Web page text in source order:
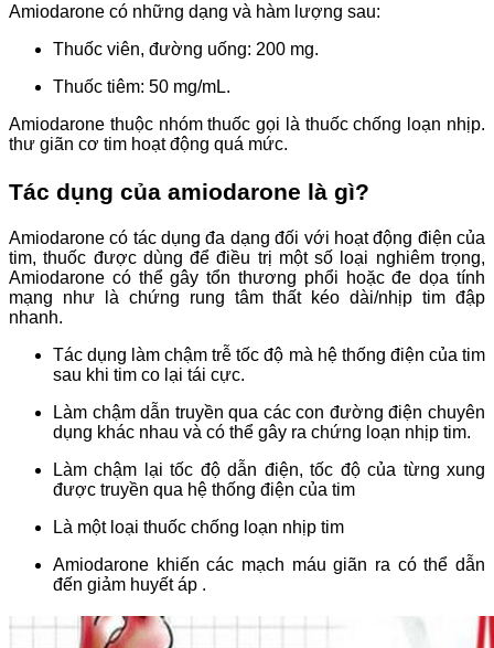
Amiodarone có những dạng và hàm lượng sau:
Thuốc viên, đường uống: 200 mg.
Thuốc tiêm: 50 mg/mL.
Amiodarone thuộc nhóm thuốc gọi là thuốc chống loạn nhịp.
thư giãn cơ tim hoạt động quá mức.
Tác dụng của amiodarone là gì?
Amiodarone có tác dụng đa dạng đối với hoạt động điện của
tim, thuốc được dùng để điều trị một số loại nghiêm trọng,
Amiodarone có thể gây tổn thương phổi hoặc đe dọa tính
mạng như là chứng rung tâm thất kéo dài/nhịp tim đập
nhanh.
Tác dụng làm chậm trễ tốc độ mà hệ thống điện của tim
sau khi tim co lại tái cực.
Làm chậm dẫn truyền qua các con đường điện chuyên
dụng khác nhau và có thể gây ra chứng loạn nhịp tim.
Làm chậm lại tốc độ dẫn điện, tốc độ của từng xung
được truyền qua hệ thống điện của tim
Là một loại thuốc chống loạn nhịp tim
Amiodarone khiến các mạch máu giãn ra có thể dẫn
đến giảm huyết áp .